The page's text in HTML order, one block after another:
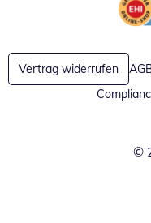
Vertrag widerrufen
©